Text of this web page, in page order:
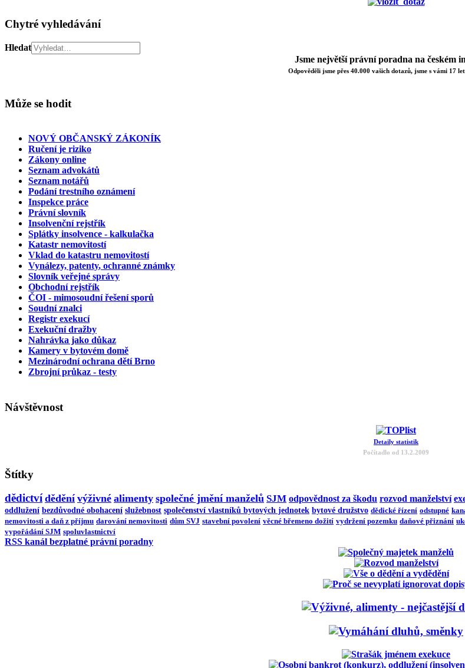
Chytré vyhledávání
Hledat
Jsme největší právní poradna na českém
Odpověděli jsme přes 40.000 vašich dotazů, jsme s vámi 17
Může se hodit
NOVÝ OBČANSKÝ ZÁKONÍK
Ručeníje riziko
Zákony online
Seznam advokátů
Seznam notářů
Podánítrestního oznámení
Inspekce práce
Právní slovník
Insolvenčnírejstřík
Splátky insolvence - kalkulačka
Katastr nemovitostí
Vklad do katastru nemovitostí
Vynálezy, patenty, ochranné známky
Slovník veřejné správy
Obchodnírejstřík
ČOI - mimosoudní řešení sporů
Soudníznalci
Registr exekucí
Exekučnídražby
Nahrávka jako důkaz
Kamery v bytovém domě
Mezinárodní ochrana dětíBrno
Zbrojní průkaz - testy
Návštěvnost
Detaily statistik
Počítadlo od 13.2.2009
Štítky
dědictví dědění výživné alimenty společné jmění manželů SJM odpovědnost za škodu rozvod manželství
oddlužení bezdůvodné obohacení služebnost společenství vlastníků bytových jednotek bytové družstvo dědické řízení odstupné
nemovitosti a daň z příjmu darování nemovitosti dům SVJ stavební povolení věcné břemeno dožití vydržení pozemku daňové přiznání
vypořádání SJM spoluvlastnictví
RSS kanál bezplatné právní poradny